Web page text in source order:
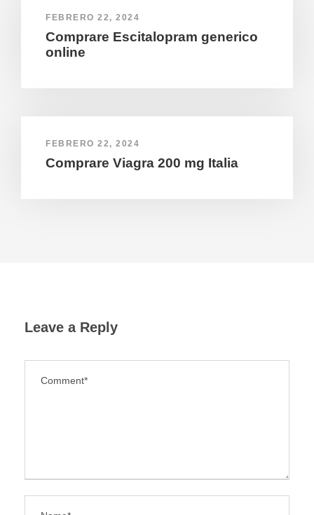
FEBRERO 22, 2024
Comprare Escitalopram generico
online
FEBRERO 22, 2024
Comprare Viagra 200 mg Italia
Leave a Reply